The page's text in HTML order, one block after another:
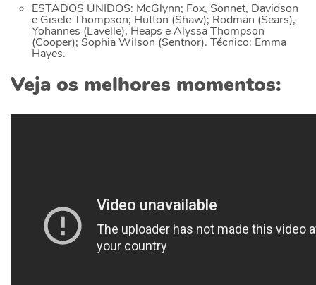
ESTADOS UNIDOS: McGlynn; Fox, Sonnet, Davidson
e Gisele Thompson; Hutton (Shaw); Rodman (Sears),
Yohannes (Lavelle), Heaps e Alyssa Thompson
(Cooper); Sophia Wilson (Sentnor). Técnico: Emma
Hayes.
Veja os melhores momentos: